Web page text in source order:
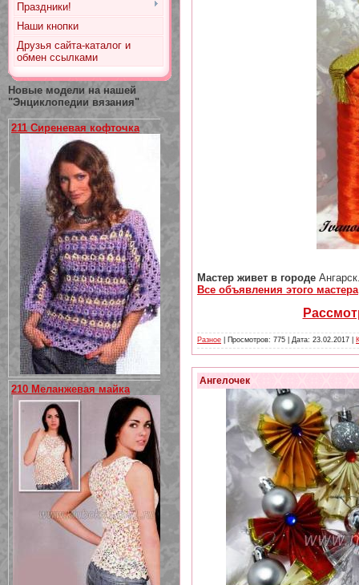
Праздники!
Наши кнопки
Друзья сайта-каталог и
обмен ссылками
Новые модели на нашей
"Энциклопедии вязания"
211 Сиреневая кофточка
210 Меланжевая майка
Мастер живет в городе
Все объявления этого мастера
Разное | Просмотров: 775 | Дата: 23.02.2017
Ангелочек